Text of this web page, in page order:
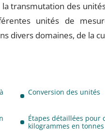
transmutation des
unités de
divers domaines, de la
Conversion des unités
Étapes détaillées pour
kilogrammes en tonnes